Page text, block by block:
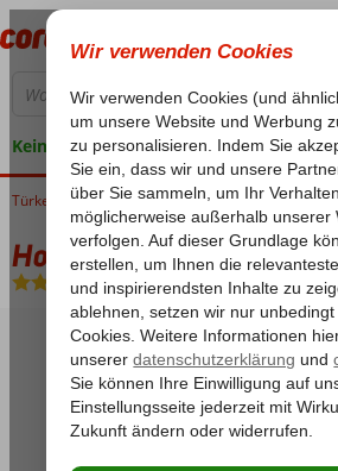
Keine versteckten Kosten
Home
Türkei Ägäische Küste Bodrum Torba Hotel
Hotel Zeytinada
Halbpension-Hotel